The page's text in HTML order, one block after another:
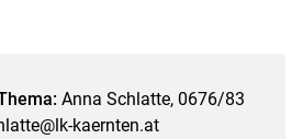
Anna Schlatte, 0676/83
kaernten.at